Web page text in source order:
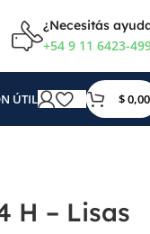
¿Necesitás
+54 9 11 6423-
ÚTIL $0,00
H – Lisas